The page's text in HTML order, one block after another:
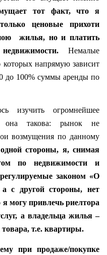
тот факт, что я
ценовые прихоти
жилья, но и платить
Немалые
которых напрямую зависит
до 100% суммы аренды по
изучить огромнейшее
она такова: рынок не
возмущения по данному
стороны, я, снимая
по недвижимости и
законом «О
а с другой стороны, нет
я могу привлечь риелтора
а владельца жилья –
т.е. квартиры.
при продаже/покупке